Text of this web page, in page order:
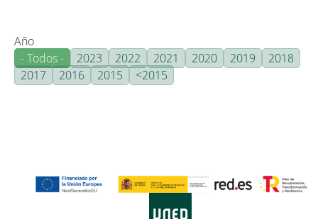
Año
- Todos -
2023 2022 2021 2020 2019
2018
2017
2016 2015 <2015